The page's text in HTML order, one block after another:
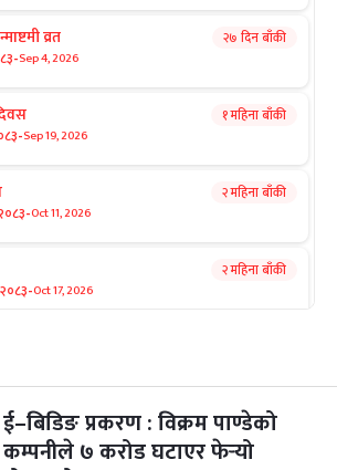
व्रत
-Sep 4, 2026
२७ दिन बाँकी
-Sep 19, 2026
१ महिना बाँकी
-Oct 11, 2026
२ महिना बाँकी
-Oct 17, 2026
२ महिना बाँकी
-Oct 20, 2026
२ महिना बाँकी
ई–बिडिङ प्रकरण : विक्रम पाण्डेको
कम्पनीले ७ करोड घटाएर फेर्‍यो